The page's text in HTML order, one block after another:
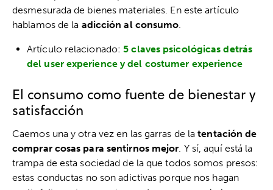
desmesurada de bienes materiales. En este artículo
hablamos de la adicción al consumo.
Artículo relacionado:5 claves psicológicas detrás
del user experience y del costumer experience
El consumo como fuente de bienestar y
satisfacción
Caemos una y otra vez en las garras de latentación de
comprar cosas para sentirnos mejor. Y sí, aquí está la
trampa de esta sociedad de la que todos somos presos:
estas conductas no son adictivas porque nos hagan